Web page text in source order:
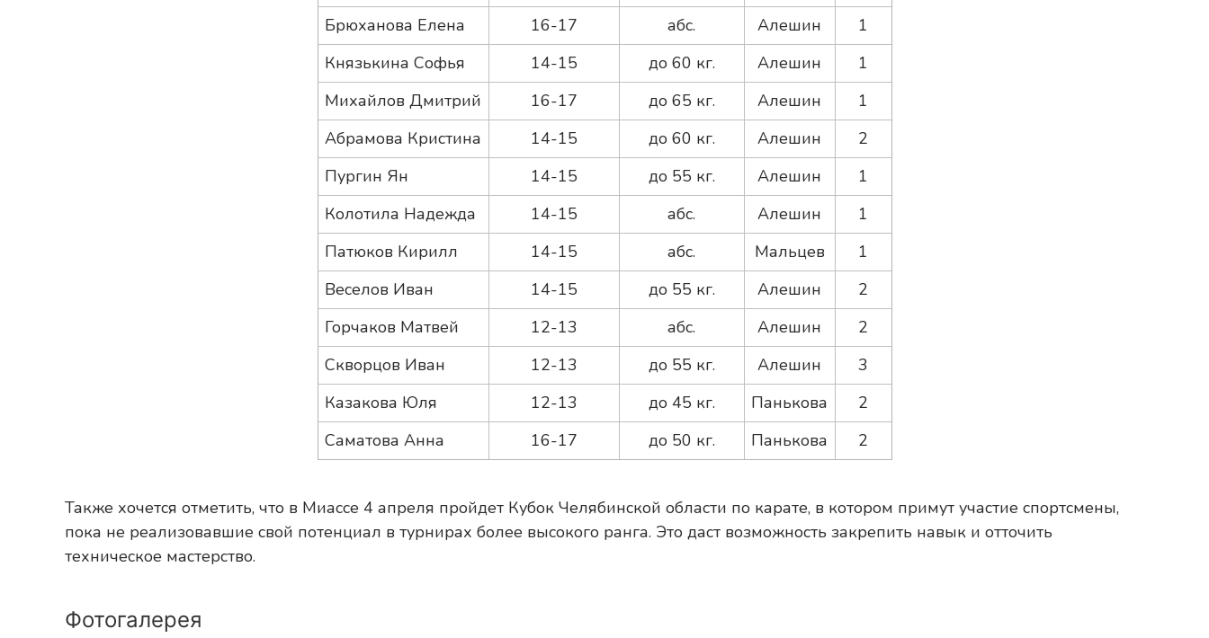
Брюханова Елена
16-17 абс. Алешин
1
Князькина Софья
14-15 до 60 кг. Алешин
1
Михайлов Дмитрий
16-17 до 65 кг. Алешин
1
Абрамова Кристина
14-15 до 60 кг. Алешин
2
Пургин Ян
14-15 до 55 кг. Алешин
1
Колотила Надежда
14-15 абс. Алешин
1
Патюков Кирилл
14-15 абс. Мальцев
1
Веселов Иван
14-15 до 55 кг. Алешин
2
Горчаков Матвей
12-13 абс. Алешин
2
Скворцов Иван
12-13 до 55 кг. Алешин
3
Казакова Юля
12-13 до 45 кг. Панькова
2
Саматова Анна
16-17 до 50 кг. Панькова 2
Также хочется отметить, что в Миассе 4 апреля пройдет Кубок Челябинской области по карате, в котором примут участие спортсмены,
пока не реализовавшие свой потенциал в турнирах более высокого ранга. Это даст возможность закрепить навык и отточить
техническое мастерство.
Фотогалерея